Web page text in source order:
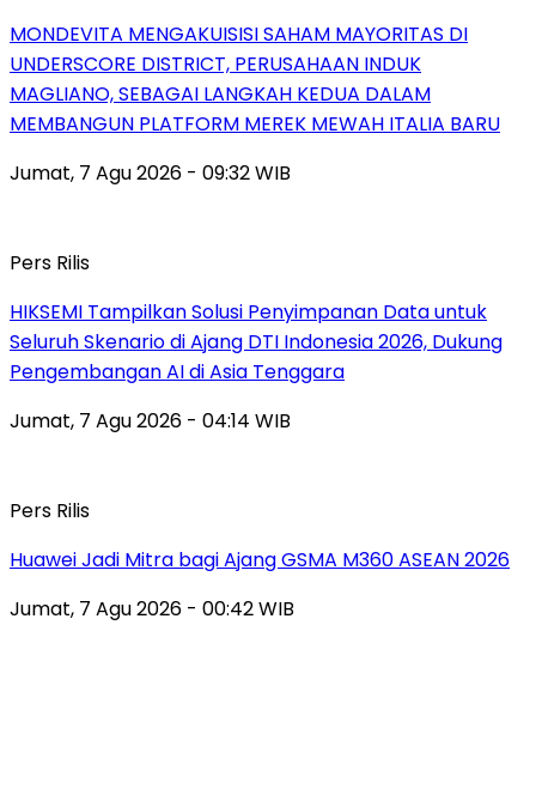
MONDEVITA MENGAKUISISI SAHAM MAYORITAS DI
UNDERSCORE DISTRICT, PERUSAHAAN INDUK
MAGLIANO, SEBAGAI LANGKAH KEDUA DALAM
MEMBANGUN PLATFORM MEREK MEWAH ITALIA BARU
Jumat, 7 Agu 2026 - 09:32 WIB
Pers Rilis
HIKSEMI Tampilkan Solusi Penyimpanan Data untuk
Seluruh Skenario di Ajang DTI Indonesia 2026, Dukung
Pengembangan AI di Asia Tenggara
Jumat, 7 Agu 2026 - 04:14 WIB
Pers Rilis
Huawei Jadi Mitra bagi Ajang GSMA M360 ASEAN 2026
Jumat, 7 Agu 2026 - 00:42 WIB